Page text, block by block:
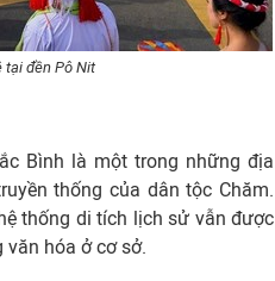
tại đền Pô Nit
Bình là một trong những địa
thống của dân tộc Chăm.
thống di tích lịch sử vẫn được
hóa ở cơ sở.